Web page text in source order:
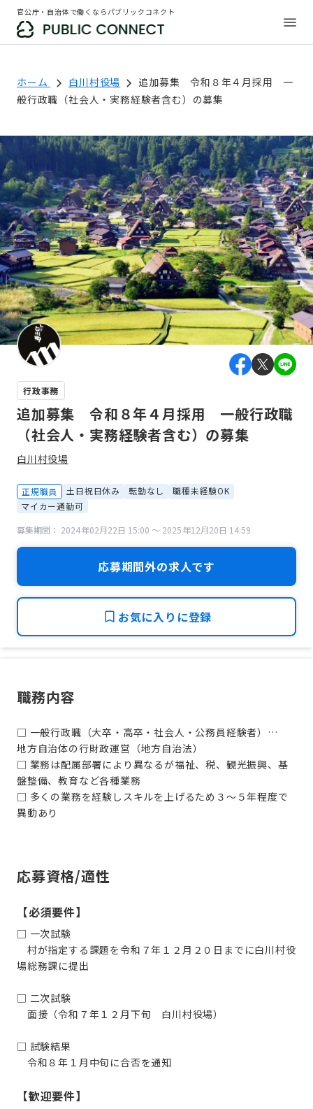
官公庁・自治体で働くならパブリックコネクト
ホーム 白川村役場
追加募集 令和８年４月採用 一
般行政職（社会人・実務経験者含む）の募集
行政事務
追加募集 令和８年４月採用 一般行政職
（社会人・実務経験者含む）の募集
白川村役場
正規職員 土日祝日休み 転勤なし
職種未経験OK
マイカー通勤可
募集期間： 2024年02月22日 15:00 〜 2025年12月20日 14:59
応募期間外の求人です
お気に入りに登録
職務内容
□ 一般行政職（大卒・高卒・社会人・公務員経験者）…
地方自治体の行財政運営（地方自治法）
□ 業務は配属部署により異なるが福祉、税、観光振興、基
盤整備、教育など各種業務
□ 多くの業務を経験しスキルを上げるため３～５年程度で
応募資格/適性
【必須要件】
□ 一次試験
村が指定する課題を令和７年１２月２０日までに白川村役
場総務課に提出
□ 二次試験
面接（令和７年１２月下旬 白川村役場）
□ 試験結果
令和８年１月中旬に合否を通知
【歓迎要件】